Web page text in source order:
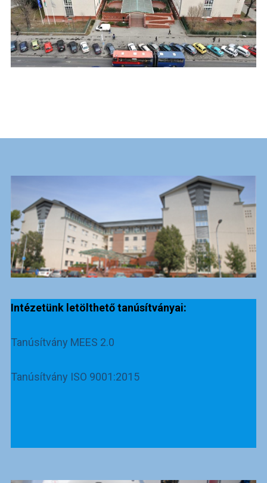
Intézetünk letölthető tanúsítványai:
Tanúsítvány MEES 2.0
Tanúsítvány ISO 9001:2015